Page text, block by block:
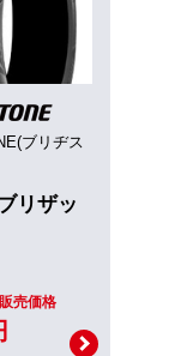
ブリヂス
リザッ
売価格